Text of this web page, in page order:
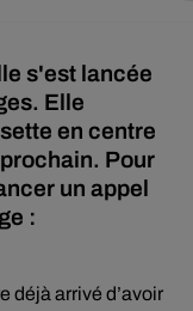
s'est lancée
Elle
en centre
Pour
un appel
:
déjà arrivé d’avoir